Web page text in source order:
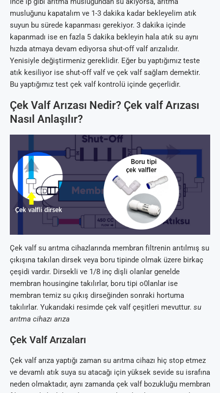
musluğunu kapatalım ve 1-3 dakika kadar bekleyelim atık
suyun bu sürede kapanması gerekiyor. 3 dakika içinde
kapanmadı ise en fazla 5 dakika bekleyin hala atık su aynı
hızda atmaya devam ediyorsa shut-off valf arızalıdır.
Yenisiyle değiştirmeniz gereklidir. Eğer bu yaptığımız teste
atık kesiliyor ise shut-off valf ve çek valf sağlam demektir.
Bu yaptığımız test çek valf kontrolü içinde geçerlidir.
Çek Valf Arızası Nedir? Çek valf Arızası
Nasıl Anlaşılır?
Çek valf su arıtma cihazlarında membran filtrenin arıtılmış su
çıkışına takılan dirsek veya boru tipinde olmak üzere birkaç
çeşidi vardır. Dirsekli ve 1/8 inç dişli olanlar genelde
membran housingine takılırlar, boru tipi o0lanlar ise
membran temiz su çıkış dirseğinden sonraki hortuma
takılırlar. Yukarıdaki resimde çek valf çeşitleri mevuttur. su
arıtma cihazı arıza
Çek Valf Arızaları
Çek valf arıza yaptığı zaman su arıtma cihazı hiç stop etmez
ve devamlı atık suya su atacağı için yüksek sevide su israfına
neden olmaktadır, aynı zamanda çek valf bozukluğu membran